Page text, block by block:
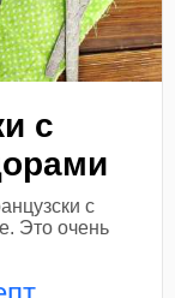
с
с
Это очень